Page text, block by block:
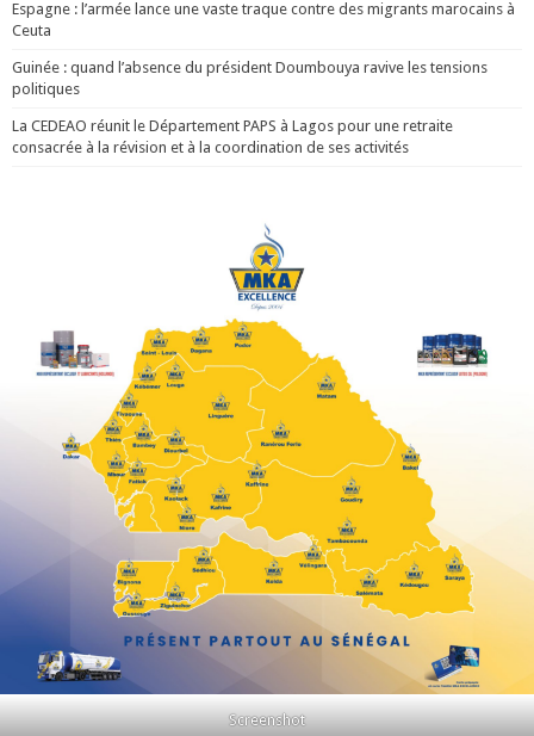
Espagne : l’armée lance une vaste traque contre des migrants marocains à
Ceuta
Guinée : quand l’absence du président Doumbouya ravive les tensions
politiques
La CEDEAO réunit le Département PAPS à Lagos pour une retraite
consacrée à la révision et à la coordination de ses activités
Screenshot